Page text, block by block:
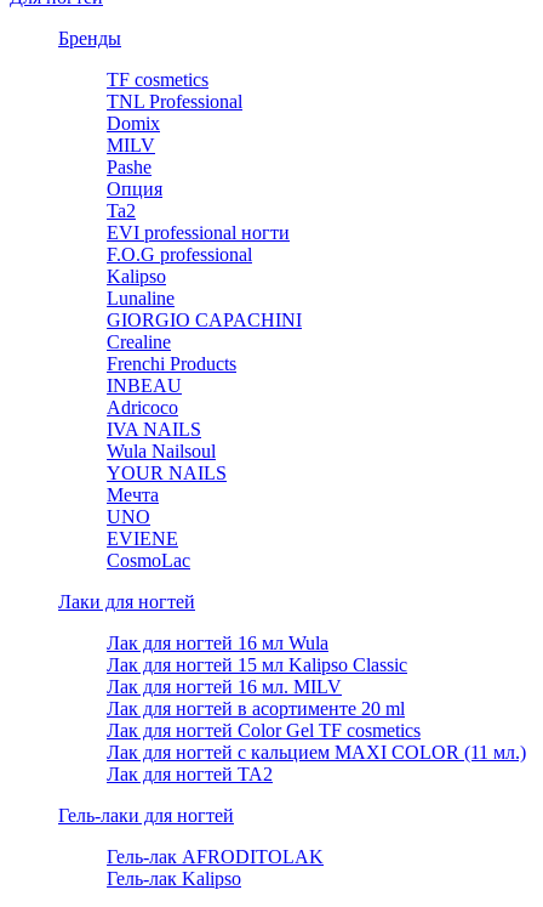
Бренды
TF cosmetics
TNL Professional
Domix
MILV
Pashe
Опция
Ta2
EVI professional ногти
F.O.G professional
Kalipso
Lunaline
GIORGIO CAPACHINI
Crealine
Frenchi Products
INBEAU
Adricoco
IVA NAILS
Wula Nailsoul
YOUR NAILS
Мечта
UNO
EVIENE
CosmoLac
Лаки для ногтей
Лак для ногтей 16 мл Wula
Лак для ногтей 15 мл Kalipso Classic
Лак для ногтей 16 мл. MILV
Лак для ногтей в асортименте 20 ml
Лак для ногтей Color Gel TF cosmetics
Лак для ногтей с кальцием MAXI COLOR (11 мл.)
Лак для ногтей TA2
Гель-лаки для ногтей
Гель-лак AFRODITOLAK
Гель-лак Kalipso